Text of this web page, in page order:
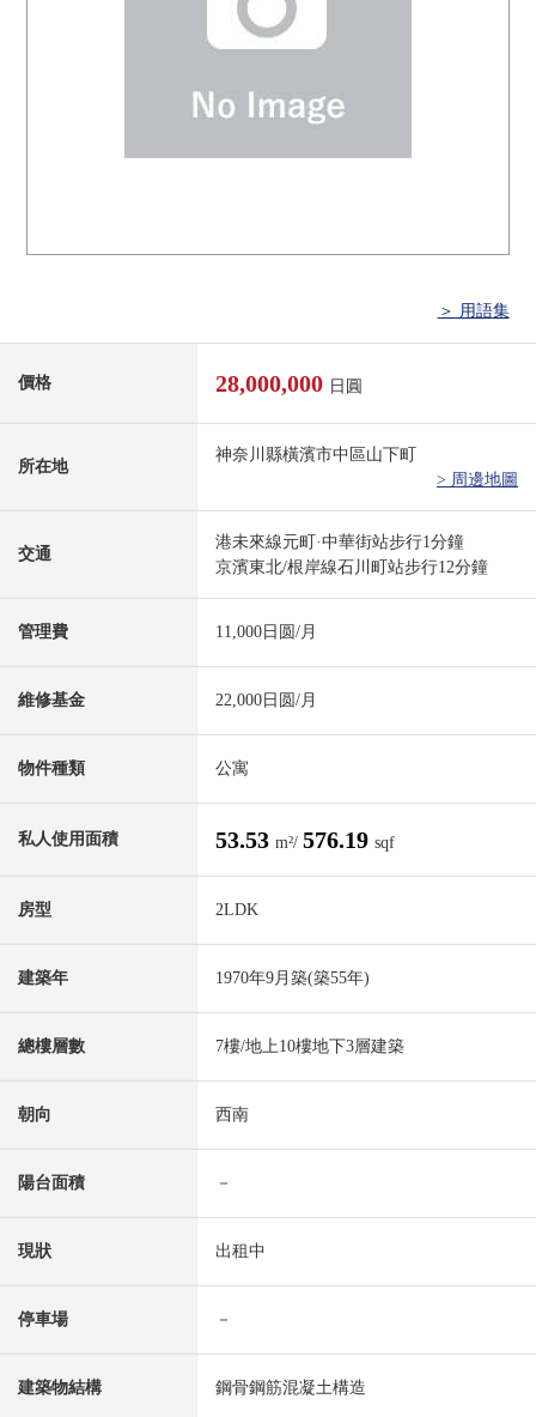
＞ 用語集
價格 28,000,000 日圓
所在地
神奈川縣橫濱市中區山下町
> 周邊地圖
交通
港未來線元町·中華街站步行1分鐘
京濱東北/根岸線石川町站步行12分鐘
管理費 11,000日圆/月
維修基金 22,000日圆/月
物件種類 公寓
私人使用面積 53.53 m²/ 576.19 sqf
房型 2LDK
建築年 1970年9月築(築55年)
總樓層數 7樓/地上10樓地下3層建築
朝向 西南
陽台面積 －
現狀 出租中
停車場 －
建築物結構 鋼骨鋼筋混凝土構造